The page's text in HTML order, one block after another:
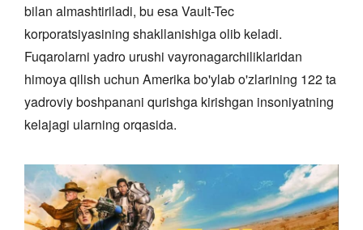
bilan almashtiriladi, bu esa Vault-Tec
korporatsiyasining shakllanishiga olib keladi.
Fuqarolarni yadro urushi vayronagarchiliklaridan
himoya qilish uchun Amerika bo'ylab o'zlarining 122 ta
yadroviy boshpanani qurishga kirishgan insoniyatning
kelajagi ularning orqasida.